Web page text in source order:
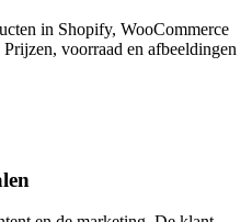
in Shopify, WooCommerce
voorraad en afbeeldingen